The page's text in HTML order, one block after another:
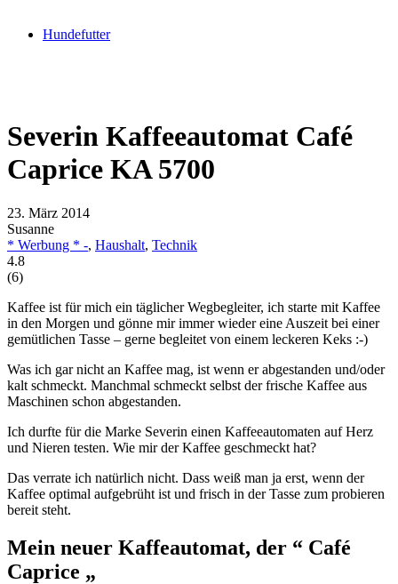
Hundefutter
Severin Kaffeeautomat Café
Caprice KA 5700
23. März 2014
Susanne
* Werbung * -, Haushalt, Technik
4.8
(6)
Kaffee ist für mich ein täglicher Wegbegleiter, ich starte mit Kaffee
in den Morgen und gönne mir immer wieder eine Auszeit bei einer
gemütlichen Tasse – gerne begleitet von einem leckeren Keks :-)
Was ich gar nicht an Kaffee mag, ist wenn er abgestanden und/oder
kalt schmeckt. Manchmal schmeckt selbst der frische Kaffee aus
Maschinen schon abgestanden.
Ich durfte für die Marke Severin einen Kaffeeautomaten auf Herz
und Nieren testen. Wie mir der Kaffee geschmeckt hat?
Das verrate ich natürlich nicht. Dass weiß man ja erst, wenn der
Kaffee optimal aufgebrüht ist und frisch in der Tasse zum probieren
bereit steht.
Mein neuer Kaffeautomat, der “ Café
Caprice „